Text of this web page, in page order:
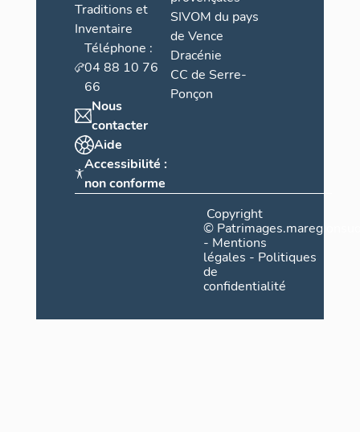
Traditions et
Inventaire
Téléphone :
04 88 10 76
66
Nous
contacter
Aide
Accessibilité :
non conforme
SIVOM du pays
de Vence
Dracénie
CC de Serre-
Ponçon
Copyright
©
- Mentions
légales - Politiques
de
confidentialité